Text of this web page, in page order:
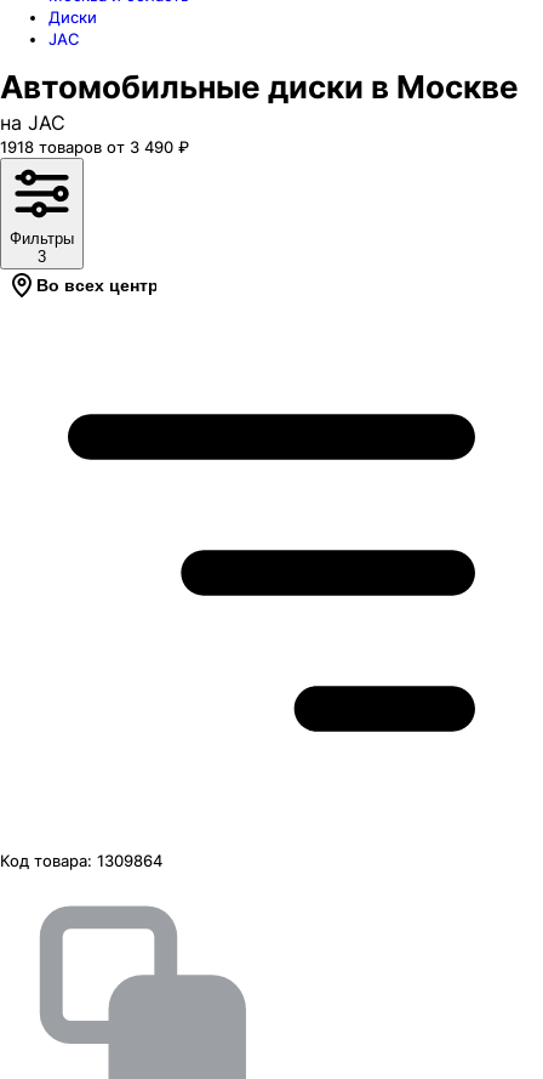
Диски
JAC
Автомобильные диски в Москве
на JAC
1918 товаров от 3 490 ₽
Фильтры
3
Во всех центрах
Код товара: 1309864